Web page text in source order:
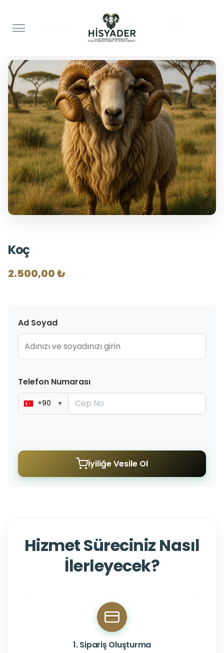
Adak Kurbanı
Koç
2.500,00 ₺
Ad Soyad
Telefon Numarası
+90 ▼
İyiliğe Vesile Ol
Hizmet Süreciniz Nasıl
İlerleyecek?
1. Sipariş Oluşturma